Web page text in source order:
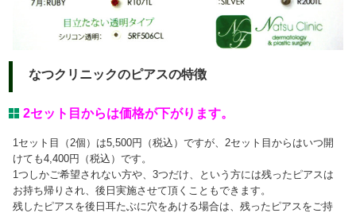
なつクリニックのピアスの特徴
2セット目からは価格が下がります。
1セット目（2個）は5,500円（税込）ですが、2セット目からはいつ開
けても4,400円（税込）です。
1つしかご希望されない方や、3つだけ、という方には残ったピアスは
お持ち帰りされ、後日実施させて頂くこともできます。
残したピアスを後日耳たぶに穴をあける場合は、残ったピアスをご持